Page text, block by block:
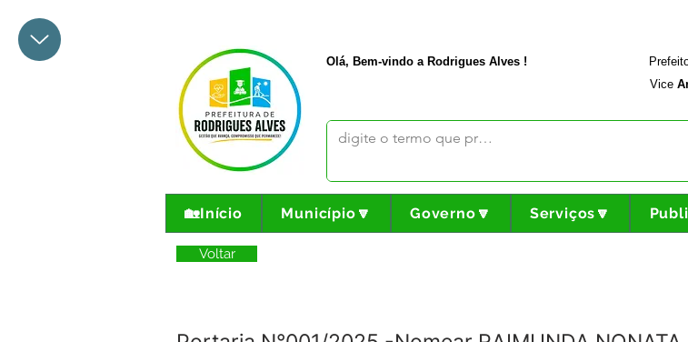
Olá, Bem-vindo a Rodrigues Alves !
Vice
🏡Início Município🔽 Governo🔽 Serviços🔽
Voltar